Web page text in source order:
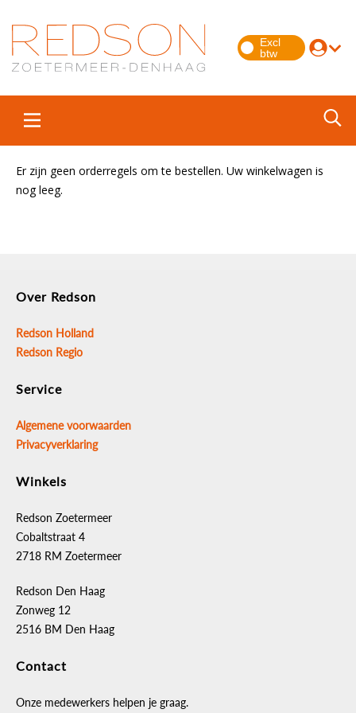
Er zijn geen orderregels om te bestellen. Uw winkelwagen is
nog leeg.
Over Redson
Redson Holland
Redson Regio
Service
Algemene voorwaarden
Privacyverklaring
Winkels
Redson Zoetermeer
Cobaltstraat 4
2718 RM Zoetermeer
Redson Den Haag
Zonweg 12
2516 BM Den Haag
Contact
Onze medewerkers helpen je graag.